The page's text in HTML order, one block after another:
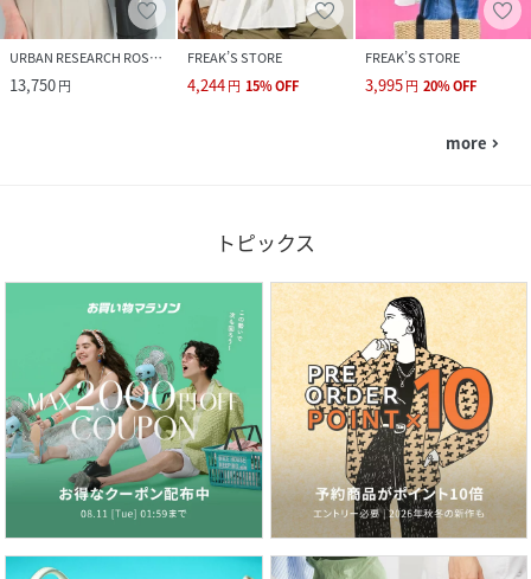
URBAN RESEARCH ROSSO
13,750円
FREAK’S STORE
4,244円 15%OFF
FREAK’S STORE
3,995円 20%OFF
more navigate_next
トピックス